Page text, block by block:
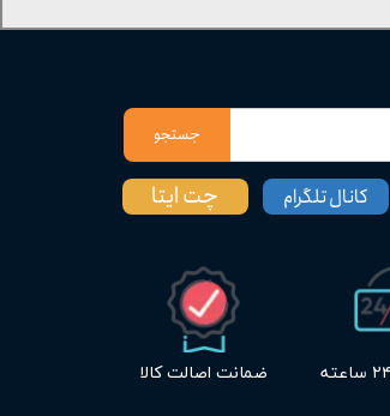
ضمانت اصالت کالا
جستجو
چت ایتا کانال تلگرام